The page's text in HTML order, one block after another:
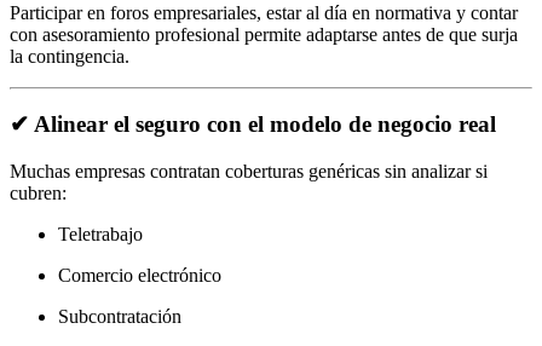
Participar en foros empresariales, estar al día en normativa y contar
con asesoramiento profesional permite adaptarse antes de que surja
la contingencia.
✔ Alinear el seguro con el modelo de negocio real
Muchas empresas contratan coberturas genéricas sin analizar si
cubren:
Teletrabajo
Comercio electrónico
Subcontratación